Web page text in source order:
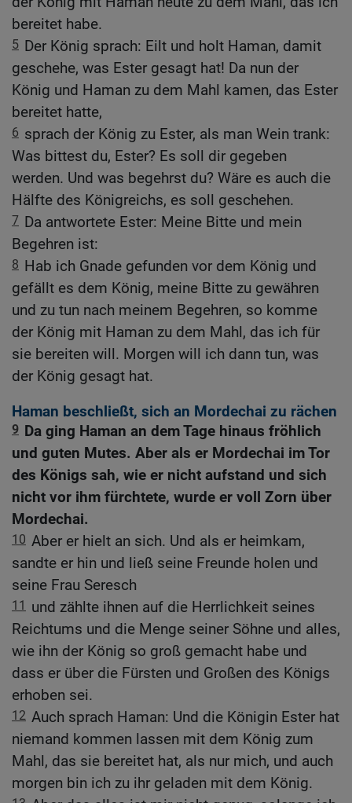
bereitet habe.
5 Der König sprach: Eilt und holt Haman, damit
geschehe, was Ester gesagt hat! Da nun der
König und Haman zu dem Mahl kamen, das Ester
bereitet hatte,
6 sprach der König zu Ester, als man Wein trank:
Was bittest du, Ester? Es soll dir gegeben
werden. Und was begehrst du? Wäre es auch die
Hälfte des Königreichs, es soll geschehen.
7 Da antwortete Ester: Meine Bitte und mein
Begehren ist:
8 Hab ich Gnade gefunden vor dem König und
gefällt es dem König, meine Bitte zu gewähren
und zu tun nach meinem Begehren, so komme
der König mit Haman zu dem Mahl, das ich für
sie bereiten will. Morgen will ich dann tun, was
der König gesagt hat.
Haman beschließt, sich an Mordechai zu rächen
9 Da ging Haman an dem Tage hinaus fröhlich
und guten Mutes. Aber als er Mordechai im Tor
des Königs sah, wie er nicht aufstand und sich
nicht vor ihm fürchtete, wurde er voll Zorn über
Mordechai.
10 Aber er hielt an sich. Und als er heimkam,
sandte er hin und ließ seine Freunde holen und
seine Frau Seresch
11
und zählte ihnen auf die Herrlichkeit seines
Reichtums und die Menge seiner Söhne und alles,
wie ihn der König so groß gemacht habe und
dass er über die Fürsten und Großen des Königs
erhoben sei.
12 Auch sprach Haman: Und die Königin Ester hat
niemand kommen lassen mit dem König zum
Mahl, das sie bereitet hat, als nur mich, und auch
morgen bin ich zu ihr geladen mit dem König.